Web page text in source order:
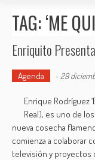
TAG: ‘ME
Enriquito
Agenda - 29
Enrique Rodríguez
Real), es uno de
nueva cosecha
comienza a colaborar
televisión y proyectos